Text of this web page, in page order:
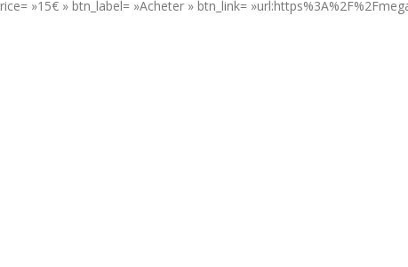
»15€ » btn_label= »Acheter » btn_link=